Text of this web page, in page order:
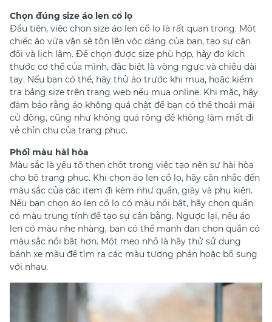
Chọn đúng size áo len cổ lọ
Đầu tiên, việc chọn size áo len cổ lọ là rất quan trọng. Một
chiếc áo vừa vặn sẽ tôn lên vóc dáng của bạn, tạo sự cân
đối và lịch lãm. Để chọn được size phù hợp, hãy đo kích
thước cơ thể của mình, đặc biệt là vòng ngực và chiều dài
tay. Nếu bạn có thể, hãy thử áo trước khi mua, hoặc kiểm
tra bảng size trên trang web nếu mua online. Khi mặc, hãy
đảm bảo rằng áo không quá chật để bạn có thể thoải mái
cử động, cũng như không quá rộng để không làm mất đi
vẻ chỉn chu của trang phục.
Phối màu hài hòa
Màu sắc là yếu tố then chốt trong việc tạo nên sự hài hòa
cho bộ trang phục. Khi chọn áo len cổ lọ, hãy cân nhắc đến
màu sắc của các item đi kèm như quần, giày và phụ kiện.
Nếu bạn chọn áo len cổ lọ có màu nổi bật, hãy chọn quần
có màu trung tính để tạo sự cân bằng. Ngược lại, nếu áo
len có màu nhẹ nhàng, bạn có thể mạnh dạn chọn quần có
màu sắc nổi bật hơn. Một mẹo nhỏ là hãy thử sử dụng
bánh xe màu để tìm ra các màu tương phản hoặc bổ sung
với nhau.